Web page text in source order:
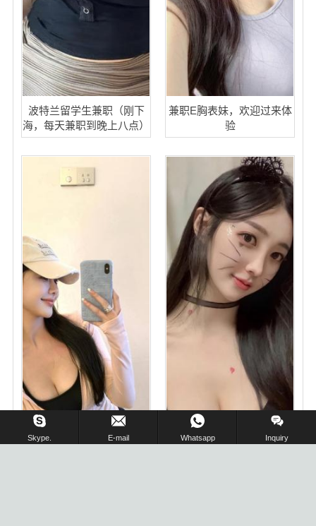
波特兰留学生兼职（刚下
海，每天兼职到晚上八点）
兼职E胸表妹，欢迎过来体
验
Skype. E-mail Whatsapp Inquiry
在线留言 !